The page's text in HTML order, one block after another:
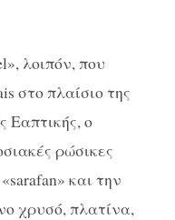
λοιπόν, που
στο πλαίσιο της
Εαπτικής, ο
ρώσικες
και την
χρυσό, πλατίνα,